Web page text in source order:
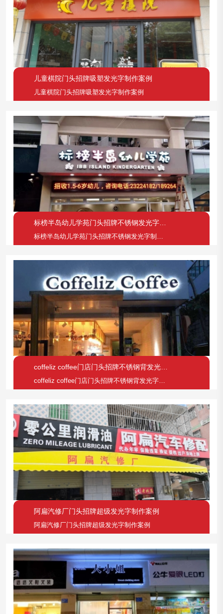
儿童棋院门头招牌吸塑发光字制作案例
儿童棋院门头招牌吸塑发光字制作案例
标榜半岛幼儿学苑门头招牌不锈钢发光字制作案例
标榜半岛幼儿学苑门头招牌不锈钢发光字制作案例
coffeliz coffee门店门头招牌不锈钢背发光字制作案例
coffeliz coffee门店门头招牌不锈钢背发光字制作案例
阿扁汽修厂门头招牌超级发光字制作案例
阿扁汽修厂门头招牌超级发光字制作案例